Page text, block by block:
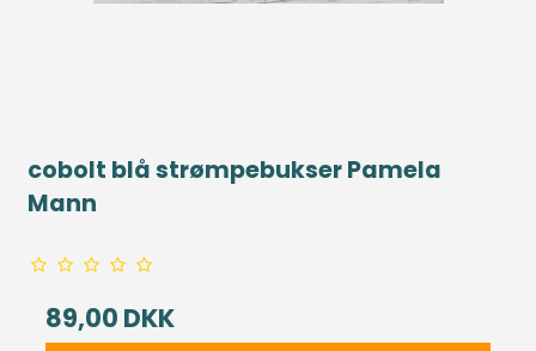
cobolt blå strømpebukser Pamela
Mann
89,00 DKK